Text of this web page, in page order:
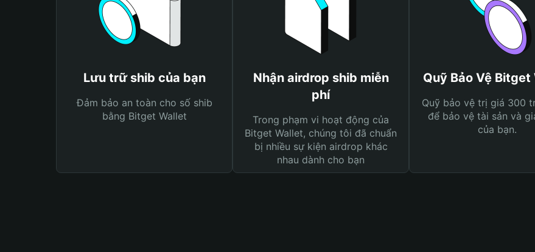
Lưu trữ shib của bạn
Đảm bảo an toàn cho số shib
bằng Bitget Wallet
Nhận airdrop shib miễn
phí
Trong phạm vi hoạt động của
Bitget Wallet, chúng tôi đã chuẩn
bị nhiều sự kiện airdrop khác
nhau dành cho bạn
Quỹ Bảo Vệ Bitget
Quỹ bảo vệ trị giá 300
để bảo vệ tài sản và
của bạn.